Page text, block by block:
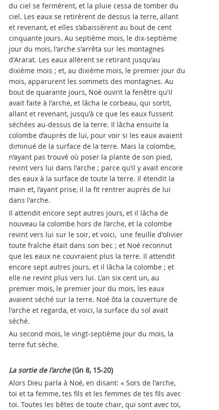
du ciel se fermèrent, et la pluie cessa de tomber du
ciel. Les eaux se retirèrent de dessus la terre, allant
et revenant, et elles s’abaissèrent au bout de cent
cinquante jours. Au septième mois, le dix-septième
jour du mois, l'arche s'arrêta sur les montagnes
d'Ararat. Les eaux allèrent se retirant jusqu'au
dixième mois ; et, au dixième mois, le premier jour du
mois, apparurent les sommets des montagnes. Au
bout de quarante jours, Noé ouvrit la fenêtre qu'il
avait faite à l'arche, et lâcha le corbeau, qui sortit,
allant et revenant, jusqu'à ce que les eaux fussent
séchées au-dessus de la terre. Il lâcha ensuite la
colombe d’auprès de lui, pour voir si les eaux avaient
diminué de la surface de la terre. Mais la colombe,
n’ayant pas trouvé où poser la plante de son pied,
revint vers lui dans l'arche ; parce qu’il y avait encore
des eaux à la surface de toute la terre. Il étendit la
main et, l’ayant prise, il la fit rentrer auprès de lui
dans l'arche.
Il attendit encore sept autres jours, et il lâcha de
nouveau la colombe hors de l’arche, et la colombe
revint vers lui sur le soir, et voici, une feuille d'olivier
toute fraîche était dans son bec ; et Noé reconnut
que les eaux ne couvraient plus la terre. Il attendit
encore sept autres jours, et il lâcha la colombe ; et
elle ne revint plus vers lui. L'an six cent un, au
premier mois, le premier jour du mois, les eaux
avaient séché sur la terre. Noé ôta la couverture de
l'arche et regarda, et voici, la surface du sol avait
séché.
Au second mois, le vingt-septième jour du mois, la
terre fut sèche.
La sortie de l'arche (Gn 8, 15-20)
Alors Dieu parla à Noé, en disant: « Sors de l'arche,
toi et ta femme, tes fils et les femmes de tes fils avec
toi. Toutes les bêtes de toute chair, qui sont avec toi,